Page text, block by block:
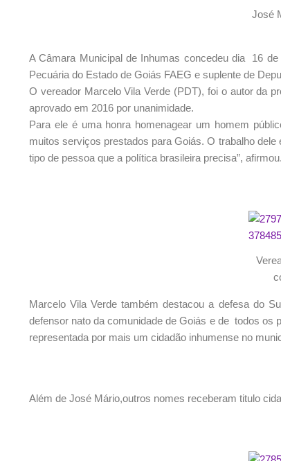
José
A Câmara Municipal de Inhumas concedeu dia 16
Pecuária do Estado de Goiás FAEG e suplente de
O vereador Marcelo Vila Verde (PDT), foi o autor da
aprovado em 2016 por unanimidade.
Para ele é uma honra homenagear um homem
muitos serviços prestados para Goiás. O trabalho
tipo de pessoa que a política brasileira precisa”, afirmou.
Marcelo Vila Verde também destacou a defesa do
defensor nato da comunidade de Goiás e de todos os
representada por mais um cidadão inhumense no
Além de José Mário,outros nomes receberam titulo